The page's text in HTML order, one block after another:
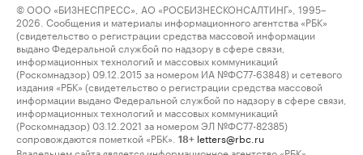
© ООО «БИЗНЕСПРЕСС», АО «РОСБИЗНЕСКОНСАЛТИНГ», 1995–
2026. Сообщения и материалы информационного агентства «РБК»
(свидетельство о регистрации средства массовой информации
выдано Федеральной службой по надзору в сфере связи,
информационных технологий и массовых коммуникаций
(Роскомнадзор) 09.12.2015 за номером ИА №ФС77-63848) и сетевого
издания «РБК» (свидетельство о регистрации средства массовой
информации выдано Федеральной службой по надзору в сфере связи,
информационных технологий и массовых коммуникаций
(Роскомнадзор) 03.12.2021 за номером ЭЛ №ФС77-82385)
сопровождаются пометкой «РБК».
18+ letters@rbc.ru